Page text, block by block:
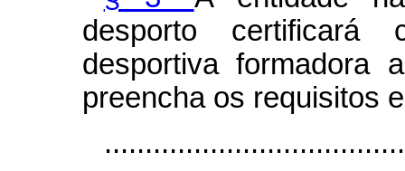
desporto certificará
desportiva formadora
preencha os requisitos